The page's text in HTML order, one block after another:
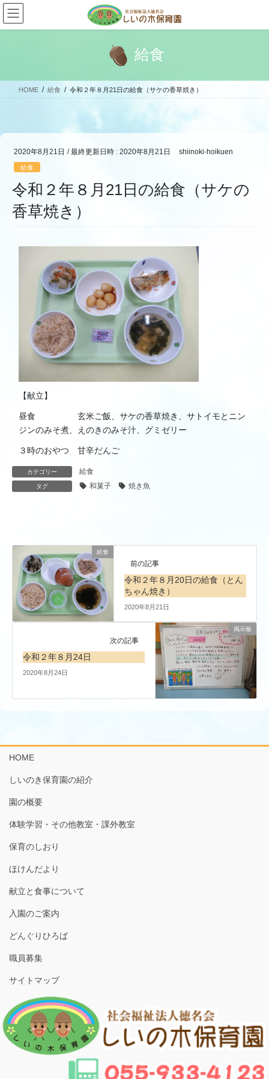
コ
ン
テ
ス
ナ
ビ
ゲ
ン
給食
HOME 給食 令和２年８月21日の給食（サケの香草焼き）
2020年8月21日 / 最終更新日時 : 2020年8月21日 shiinoki-hoikuen
給食
令和２年８月21日の給食（サケの
香草焼き）
【献立】
昼食 玄米ご飯、サケの香草焼き、サトイモとニン
ジンのみそ煮、えのきのみそ汁、グミゼリー
３時のおやつ 甘辛だんご
カテゴリー 給食
タグ 和菓子 焼き魚
給食
前の記事
令和２年８月20日の給食（とん
ちゃん焼き）
2020年8月21日
掲示板
次の記事
令和２年８月24日
2020年8月24日
HOME
しいのき保育園の紹介
園の概要
体験学習・その他教室・課外教室
保育のしおり
ほけんだより
献立と食事について
入園のご案内
どんぐりひろば
職員募集
サイトマップ